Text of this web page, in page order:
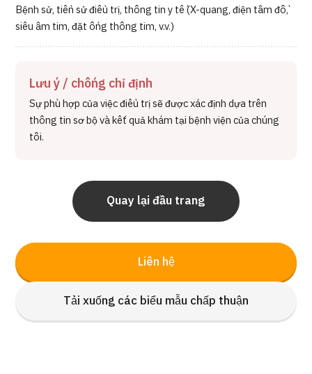
Liên hệ
Tải xuống các biểu mẫu chấp thuận
Bệnh sử, tiền sử điều trị, thông tin y tế (X-quang, điện tâm đồ,
siêu âm tim, đặt ống thông tim, v.v.)
Lưu ý / chống chỉ định
Sự phù hợp của việc điều trị sẽ được xác định dựa trên
thông tin sơ bộ và kết quả khám tại bệnh viện của chúng
tôi.
Quay lại đầu trang